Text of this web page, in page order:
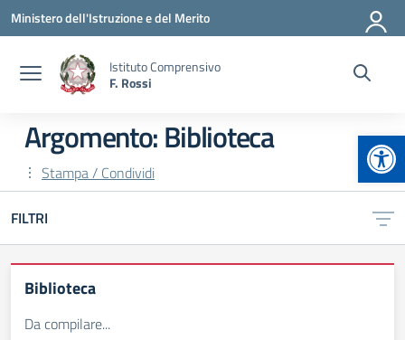
Vai ai contenuti
Vai al menu di navigazione
Vai al footer
Ministero dell'Istruzione e del Merito
Istituto Comprensivo
F. Rossi
Argomento: Biblioteca
Stampa / Condividi
FILTRI
Biblioteca
Da compilare...